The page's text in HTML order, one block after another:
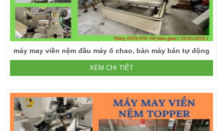
máy may viền nệm đầu máy ổ chao, bàn máy bán tự động
XEM CHI TIẾT